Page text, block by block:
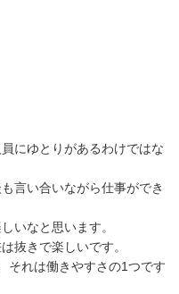
にゆとりがあるわけではな
言い合いながら仕事ができ
いなと思います。
抜きで楽しいです。
それは働きやすさの1つです